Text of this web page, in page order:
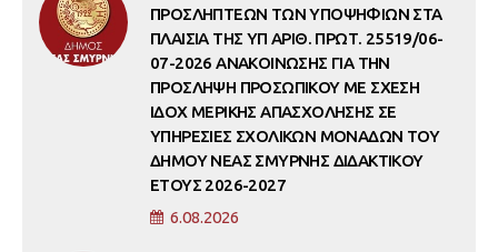
ΠΡΟΣΛΗΠΤΕΩΝ ΤΩΝ ΥΠΟΨΗΦΙΩΝ ΣΤΑ
ΠΛΑΙΣΙΑ ΤΗΣ ΥΠ ΑΡΙΘ. ΠΡΩΤ. 25519/06-
07-2026 ΑΝΑΚΟΙΝΩΣΗΣ ΓΙΑ ΤΗΝ
ΠΡΟΣΛΗΨΗ ΠΡΟΣΩΠΙΚΟΥ ΜΕ ΣΧΕΣΗ
ΙΔΟΧ ΜΕΡΙΚΗΣ ΑΠΑΣΧΟΛΗΣΗΣ ΣΕ
ΥΠΗΡΕΣΙΕΣ ΣΧΟΛΙΚΩΝ ΜΟΝΑΔΩΝ ΤΟΥ
ΔΗΜΟΥ ΝΕΑΣ ΣΜΥΡΝΗΣ ΔΙΔΑΚΤΙΚΟΥ
ΕΤΟΥΣ 2026-2027
6.08.2026